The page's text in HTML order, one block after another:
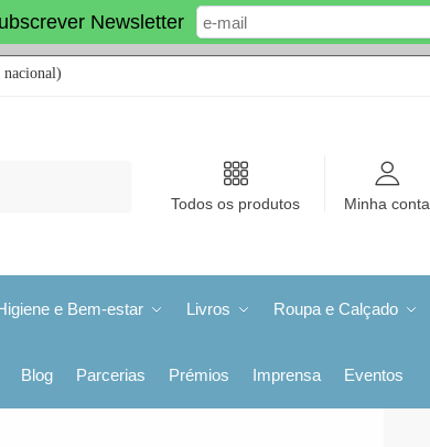
Newsletter
Todos os produtos Minha conta
e Bem-estar Livros Roupa e Calçado
Blog Parcerias Prémios Imprensa Eventos